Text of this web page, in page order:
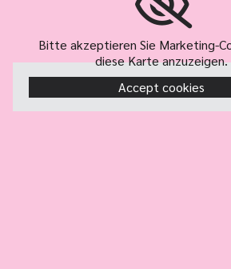
Bitte akzeptieren Sie Marketing-
diese Karte anzuzeigen.
Accept cookies